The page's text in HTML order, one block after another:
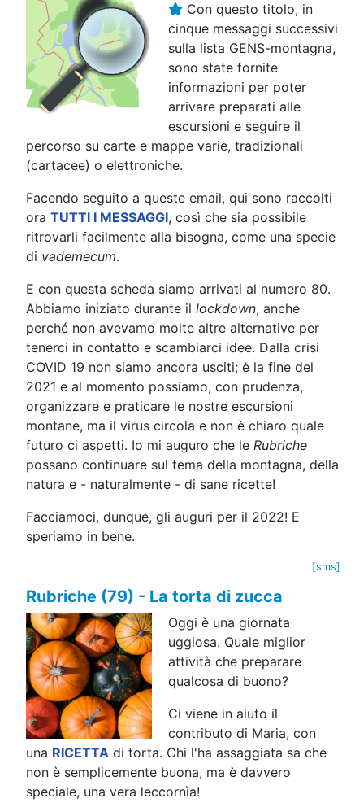
Con questo titolo, in
cinque messaggi successivi
sulla lista GENS-montagna,
sono state fornite
informazioni per poter
arrivare preparati alle
escursioni e seguire il
percorso su carte e mappe varie, tradizionali
(cartacee) o elettroniche.
Facendo seguito a queste email, qui sono raccolti
ora TUTTI I MESSAGGI, così che sia possibile
ritrovarli facilmente alla bisogna, come una specie
di vademecum.
E con questa scheda siamo arrivati al numero 80.
Abbiamo iniziato durante il lockdown, anche
perché non avevamo molte altre alternative per
tenerci in contatto e scambiarci idee. Dalla crisi
COVID 19 non siamo ancora usciti; è la fine del
2021 e al momento possiamo, con prudenza,
organizzare e praticare le nostre escursioni
montane, ma il virus circola e non è chiaro quale
futuro ci aspetti. Io mi auguro che le Rubriche
possano continuare sul tema della montagna, della
natura e - naturalmente - di sane ricette!
Facciamoci, dunque, gli auguri per il 2022! E
speriamo in bene.
[sms]
Rubriche (79) - La torta di zucca
Oggi è una giornata
uggiosa. Quale miglior
attività che preparare
qualcosa di buono?
Ci viene in aiuto il
contributo di Maria, con
una RICETTA di torta. Chi l'ha assaggiata sa che
non è semplicemente buona, ma è davvero
speciale, una vera leccornìa!